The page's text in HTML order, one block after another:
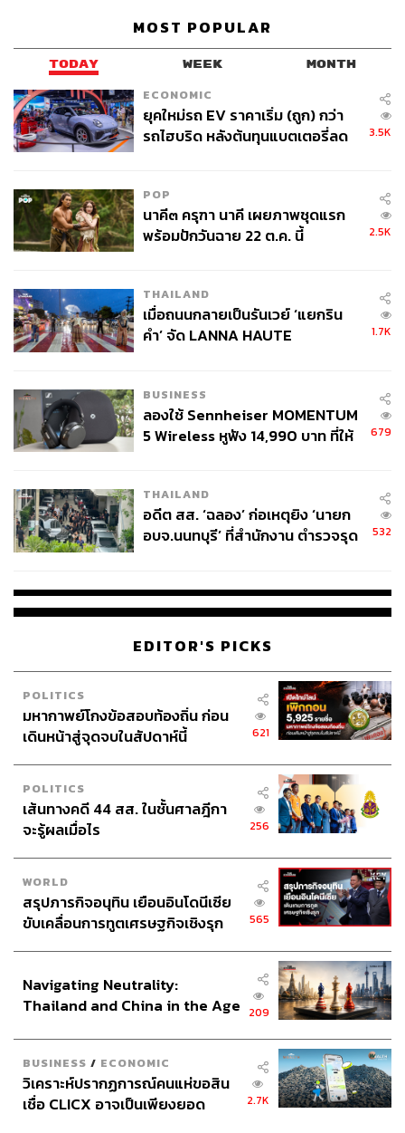
MOST POPULAR
TODAY WEEK MONTH
ECONOMIC
ยุคใหม่รถ EV ราคาเริ่ม (ถูก) กว่า
รถไฮบริด หลังต้นทุนแบตเตอรี่ลด
3.5K
POP
นาคี๓ ครุฑา นาคี เผยภาพชุดแรก
พร้อมปักวันฉาย 22 ต.ค. นี้
2.5K
THAILAND
เมื่อถนนกลายเป็นรันเวย์ ‘แยกริน
คำ’ จัด LANNA HAUTE
1.7K
BUSINESS
ลองใช้ Sennheiser MOMENTUM
5 Wireless หูฟัง 14,990 บาท ที่ให้
679
THAILAND
อดีต สส. ‘ฉลอง’ ก่อเหตุยิง ‘นายก
อบจ.นนทบุรี’ ที่สำนักงาน ตำรวจรุด
532
EDITOR'S PICKS
POLITICS
มหากาพย์โกงข้อสอบท้องถิ่น ก่อน
เดินหน้าสู่จุดจบในสัปดาห์นี้
621
POLITICS
เส้นทางคดี 44 สส. ในชั้นศาลฎีกา
จะรู้ผลเมื่อไร
256
WORLD
สรุปภารกิจอนุทิน เยือนอินโดนีเซีย
ขับเคลื่อนการทูตเศรษฐกิจเชิงรุก
565
Navigating Neutrality:
Thailand and China in the Age
209
BUSINESS / ECONOMIC
วิเคราะห์ปรากฏการณ์คนแห่ขอสิน
เชื่อ CLICX อาจเป็นเพียงยอด
2.7K